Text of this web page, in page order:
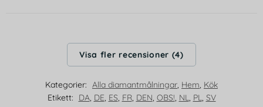
Visa fler recensioner (4)
Kategorier: Alla diamantmålningar, Hem, Kök
Etikett:
DA, DE, ES, FR, DEN, OBS!, NL, PL, SV